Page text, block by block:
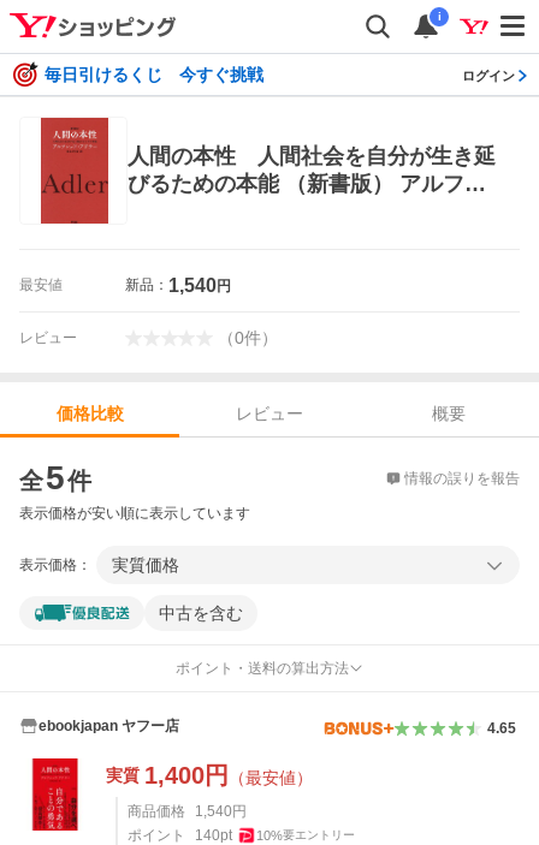
i
毎日引けるくじ 今すぐ挑戦 ログイン
人間の本性 人間社会を自分が生き延
びるための本能 （新書版） アルフレ
最安値 新品： 1,540円
レビュー （0件）
価格比較 レビュー
概要
全5件 情報の誤りを報告
表示価格が安い順に表示しています
表示価格： 実質価格
中古を含む
ポイント・送料の算出方法
ebookjapan ヤフー店 4.65
実質 1,400円 （最安値）
商品価格 1,540 円
ポイント
140pt 10%要エントリー